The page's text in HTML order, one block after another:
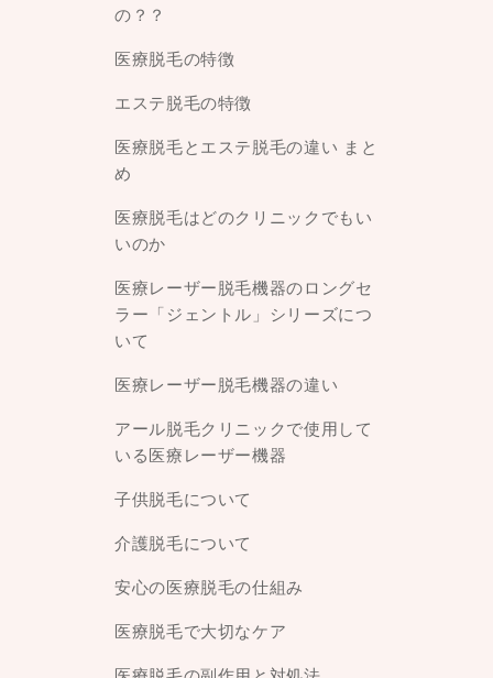
の？？
医療脱毛の特徴
エステ脱毛の特徴
医療脱毛とエステ脱毛の違い まと
め
医療脱毛はどのクリニックでもい
いのか
医療レーザー脱毛機器のロングセ
ラー「ジェントル」シリーズにつ
いて
医療レーザー脱毛機器の違い
アール脱毛クリニックで使用して
いる医療レーザー機器
子供脱毛について
介護脱毛について
安心の医療脱毛の仕組み
医療脱毛で大切なケア